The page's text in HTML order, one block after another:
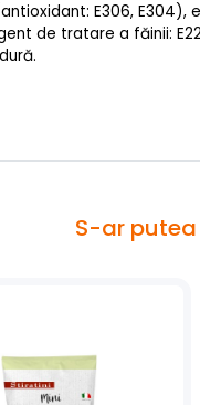
E306,
de tratare a făinii:
S-ar